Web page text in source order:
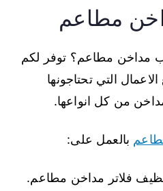
مطاعم
مداخن مطاعم؟ توفر لكم
التي تحتاجونها
من كل انواعها.
بالعمل على:
فلاتر مداخن مطاعم.